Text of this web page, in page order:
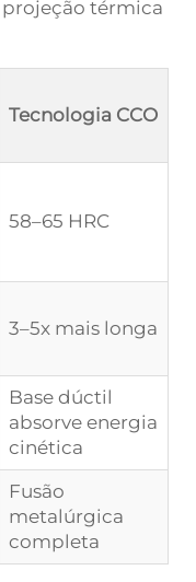
térmica
Tecnologia CCO
58–65 HRC
3–5x mais longa
Base dúctil
absorve energia
cinética
Fusão
metalúrgica
completa